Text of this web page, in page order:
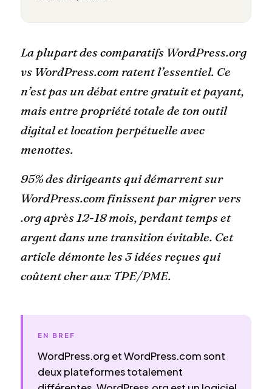
La plupart des comparatifs WordPress.org
vs WordPress.com ratent l’essentiel. Ce
n’est pas un débat entre gratuit et payant,
mais entre propriété totale de ton outil
digital et location perpétuelle avec
menottes.
95% des dirigeants qui démarrent sur
WordPress.com finissent par migrer vers
.org après 12-18 mois, perdant temps et
argent dans une transition évitable. Cet
article démonte les 3 idées reçues qui
coûtent cher aux TPE/PME.
EN BREF
WordPress.org et WordPress.com sont
deux plateformes totalement